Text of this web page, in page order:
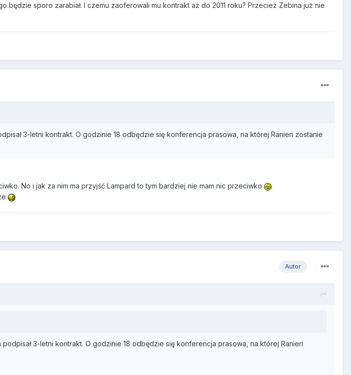
sporo zarabiał. I czemu zaoferowali mu kontrakt aż do 2011 roku? Przecież Zebina już nie
3-letni kontrakt. O godzinie 18 odbędzie się konferencja prasowa, na której Ranieri zostanie
No i jak za nim ma przyjść Lampard to tym bardziej nie mam nic przeciwko
Autor
podpisał 3-letni kontrakt. O godzinie 18 odbędzie się konferencja prasowa, na której Ranieri